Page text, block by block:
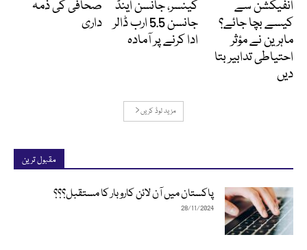
انفیکشن سے
کیسے بچا جائے؟
ماہرین نے مؤثر
احتیاطی تدابیر بتا
دیں
کینسر، جانسن اینڈ
جانسن 5.5 ارب ڈالر
ادا کرنے پر آمادہ
صحافی کی ذمہ
داری
مزید لوڈ کریں
مقبول ترین
پاکستان میں آن لائن کاروبار کا مستقبل؟؟؟
28/11/2024